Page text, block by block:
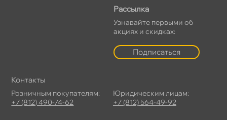
Рассылка
Узнавайте первыми о
акциях и скидках:
Подписаться
Контакты
Розничным покупателям:
+7 (812) 490-74-62
Юридическим лицам:
+7 (812) 564-49-92